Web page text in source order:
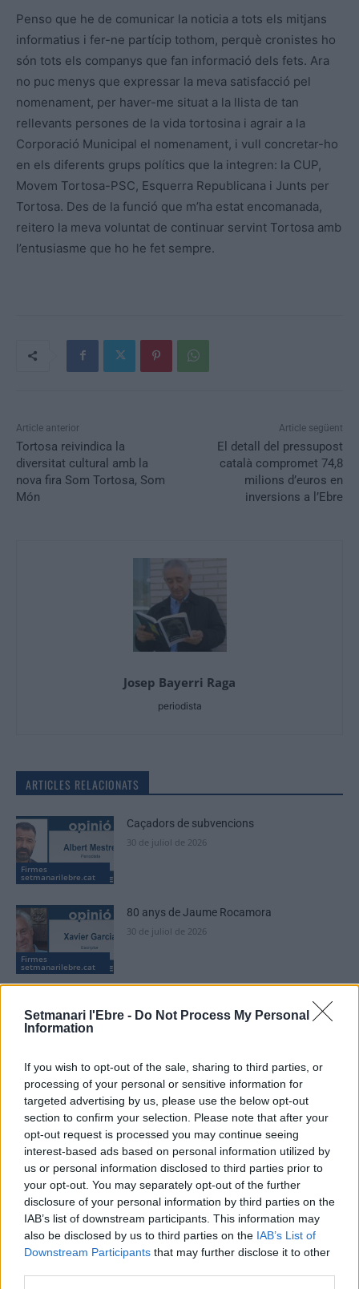
Setmanari l'Ebre - Do Not Process My Personal
Information
If you wish to opt-out of the sale, sharing to third parties, or
processing of your personal or sensitive information for
targeted advertising by us, please use the below opt-out
section to confirm your selection. Please note that after your
opt-out request is processed you may continue seeing
interest-based ads based on personal information utilized by
us or personal information disclosed to third parties prior to
your opt-out. You may separately opt-out of the further
disclosure of your personal information by third parties on the
IAB’s list of downstream participants. This information may
also be disclosed by us to third parties on the IAB’s List of
Downstream Participants that may further disclose it to other
Penso que he de comunicar la noticia a tots els mitjans
informatius i fer-ne partícip tothom, perquè cronistes ho
són tots els companys que fan informació dels fets. Ara
no puc menys que expressar la meva satisfacció pel
nomenament, per haver-me situat a la llista de tan
rellevants persones de la vida tortosina i agrair a la
Corporació Municipal el nomenament, i vull concretar-ho
en els diferents grups polítics que la integren: la CUP,
Movem Tortosa-PSC, Esquerra Republicana i Junts per
Tortosa. Des de la funció que m’ha estat encomanada,
reitero la meva voluntat de continuar servint Tortosa amb
l’entusiasme que ho he fet sempre.
Article anterior
Tortosa reivindica la
diversitat cultural amb la
nova fira Som Tortosa, Som
Món
Article següent
El detall del pressupost
català compromet 74,8
milions d’euros en
inversions a l’Ebre
Josep Bayerri Raga
periodista
ARTICLES RELACIONATS
Firmes
setmanarilebre.cat
Caçadors de subvencions
30 de juliol de 2026
Firmes
setmanarilebre.cat
80 anys de Jaume Rocamora
30 de juliol de 2026
El temps que no passa. Un marc del 1975
per a un paisatge del 2026
DEIXA UNA RESPOSTA